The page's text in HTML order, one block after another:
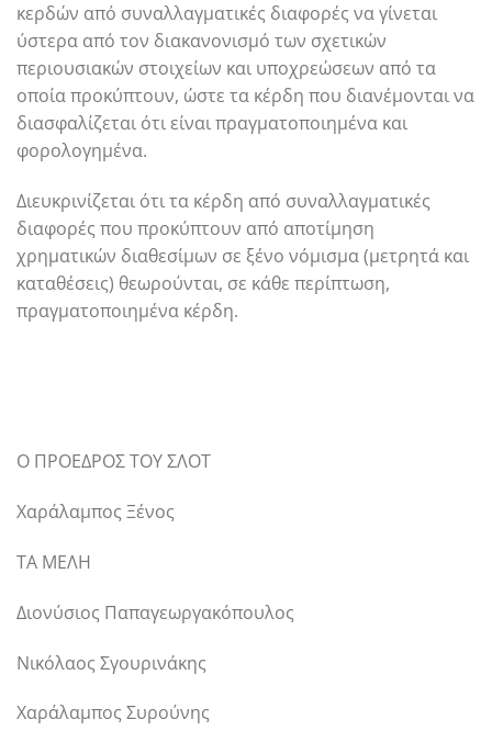
κερδών από συναλλαγματικές διαφορές να γίνεται
ύστερα από τον διακανονισμό των σχετικών
περιουσιακών στοιχείων και υποχρεώσεων από τα
οποία προκύπτουν, ώστε τα κέρδη που διανέμονται να
διασφαλίζεται ότι είναι πραγματοποιημένα και
φορολογημένα.
Διευκρινίζεται ότι τα κέρδη από συναλλαγματικές
διαφορές που προκύπτουν από αποτίμηση
χρηματικών διαθεσίμων σε ξένο νόμισμα (μετρητά και
καταθέσεις) θεωρούνται, σε κάθε περίπτωση,
πραγματοποιημένα κέρδη.
Ο ΠΡΟΕΔΡΟΣ ΤΟΥ ΣΛΟΤ
Χαράλαμπος Ξένος
ΤΑ ΜΕΛΗ
Διονύσιος Παπαγεωργακόπουλος
Νικόλαος Σγουρινάκης
Χαράλαμπος Συρούνης